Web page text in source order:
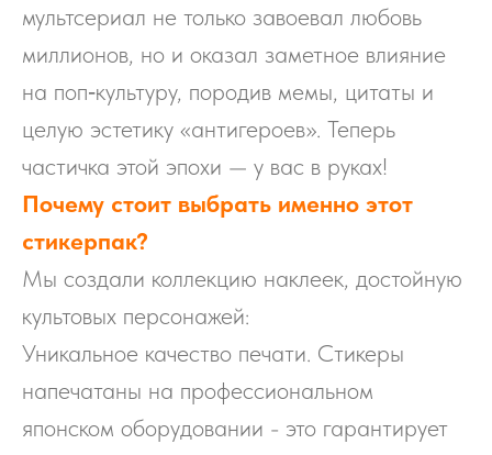
мультсериал не только завоевал любовь
миллионов, но и оказал заметное влияние
на поп‑культуру, породив мемы, цитаты и
целую эстетику «антигероев». Теперь
частичка этой эпохи — у вас в руках!
Почему стоит выбрать именно этот
стикерпак?
Мы создали коллекцию наклеек, достойную
культовых персонажей:
Уникальное качество печати. Стикеры
напечатаны на профессиональном
японском оборудовании - это гарантирует